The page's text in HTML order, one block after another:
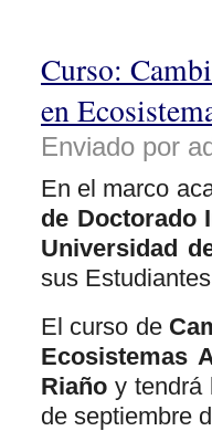
Curso:
en
Enviado por
En el marco
de Doctorado
Universidad
sus
El curso de
Ecosistemas
Riaño y tendrá
de septiembre